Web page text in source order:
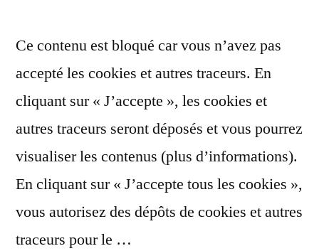
Ce contenu est bloqué car vous n’avez pas
accepté les cookies et autres traceurs. En
cliquant sur « J’accepte », les cookies et
autres traceurs seront déposés et vous pourrez
visualiser les contenus (plus d’informations).
En cliquant sur « J’accepte tous les cookies »,
vous autorisez des dépôts de cookies et autres
traceurs pour le …